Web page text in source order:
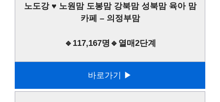
노도강 ♥ 노원맘 도봉맘 강북맘 성북맘 육아 맘
카페 – 의정부맘
🔹117,167명🔹열매2단계
바로가기 ▶